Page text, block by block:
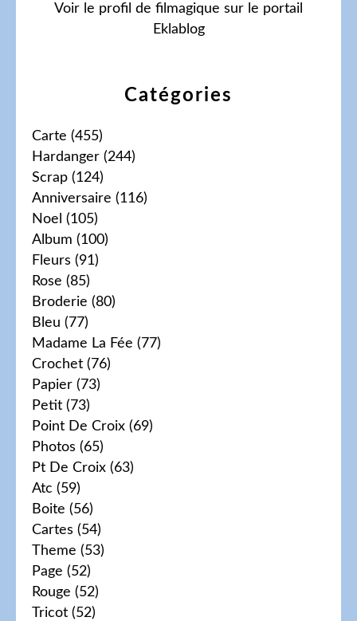
Catégories
Carte (455)
Hardanger (244)
Scrap (124)
Anniversaire (116)
Noel (105)
Album (100)
Fleurs (91)
Rose (85)
Broderie (80)
Bleu (77)
Madame La Fée (77)
Crochet (76)
Papier (73)
Petit (73)
Point De Croix (69)
Photos (65)
Pt De Croix (63)
Atc (59)
Boite (56)
Cartes (54)
Theme (53)
Page (52)
Rouge (52)
Tricot (52)
Voir le profil de filmagique sur le portail
Eklablog